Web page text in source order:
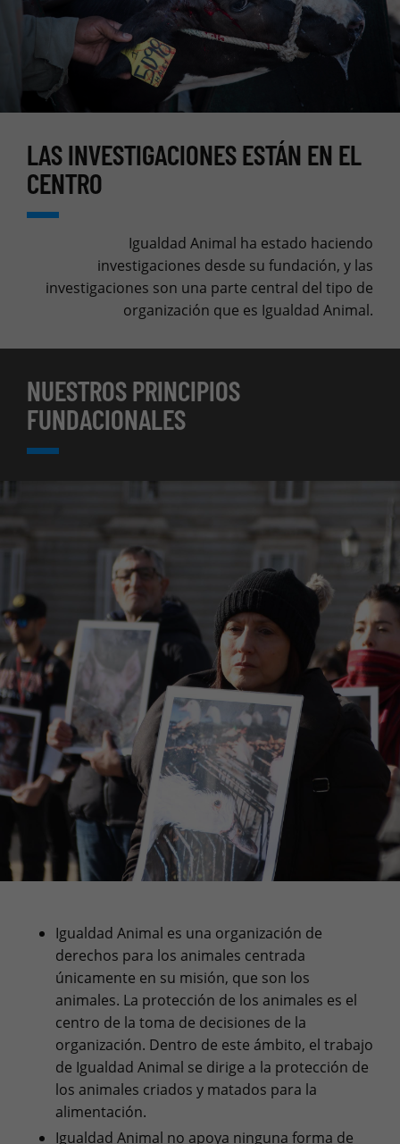
LAS INVESTIGACIONES ESTÁN EN EL
CENTRO
Igualdad Animal ha estado haciendo
investigaciones desde su fundación, y las
investigaciones son una parte central del tipo de
organización que es Igualdad Animal.
NUESTROS PRINCIPIOS
FUNDACIONALES
Igualdad Animal es una organización de
derechos para los animales centrada
únicamente en su misión, que son los
animales. La protección de los animales es el
centro de la toma de decisiones de la
organización. Dentro de este ámbito, el trabajo
de Igualdad Animal se dirige a la protección de
los animales criados y matados para la
alimentación.
Igualdad Animal no apoya ninguna forma de